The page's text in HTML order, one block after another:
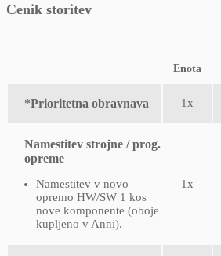
Cenik storitev
Enota
*Prioritetna obravnava 1x
Namestitev strojne / prog.
opreme
Namestitev v novo
opremo HW/SW 1 kos
nove komponente (oboje
kupljeno v Anni).
1x